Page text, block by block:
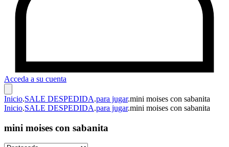
Acceda a su cuenta
Inicio.SALE DESPEDIDA.para jugar.mini moises con sabanita
Inicio.SALE DESPEDIDA.para jugar.mini moises con sabanita
mini moises con sabanita